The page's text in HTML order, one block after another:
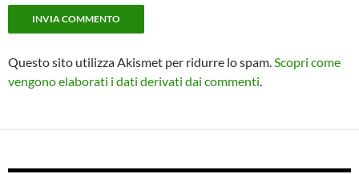
Questo sito utilizza Akismet per ridurre lo spam.Scopri come
vengono elaborati i dati derivati dai commenti.